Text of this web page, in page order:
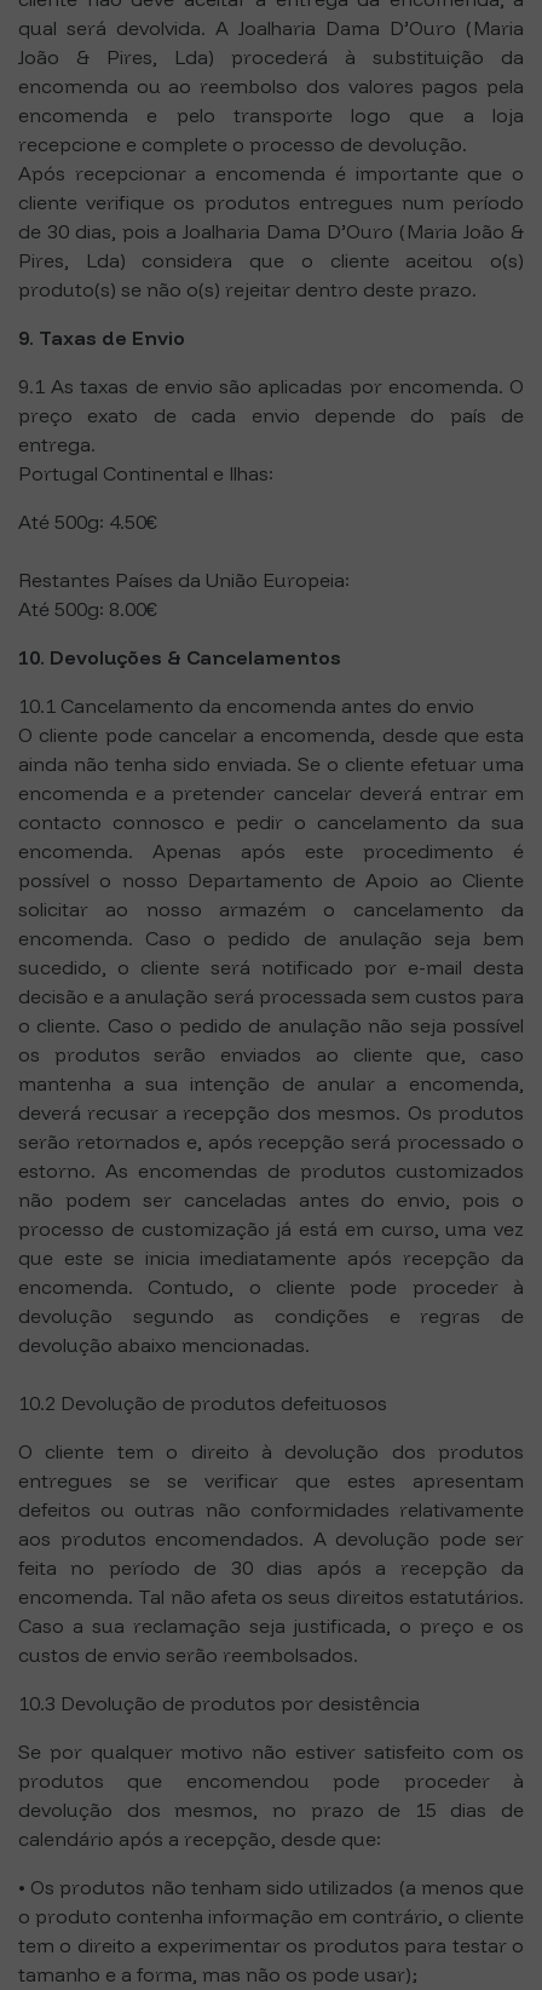
qual será devolvida. A Joalharia Dama D’Ouro (Maria
João & Pires, Lda) procederá à substituição da
encomenda ou ao reembolso dos valores pagos pela
encomenda e pelo transporte logo que a loja
recepcione e complete o processo de devolução.
Após recepcionar a encomenda é importante que o
cliente verifique os produtos entregues num período
de 30 dias, pois a Joalharia Dama D’Ouro (Maria João &
Pires, Lda) considera que o cliente aceitou o(s)
produto(s) se não o(s) rejeitar dentro deste prazo.
9. Taxas de Envio
9.1 As taxas de envio são aplicadas por encomenda. O
preço exato de cada envio depende do país de
entrega.
Portugal Continental e Ilhas:
Até 500g: 4.50€
Restantes Países da União Europeia:
Até 500g: 8.00€
10. Devoluções & Cancelamentos
10.1 Cancelamento da encomenda antes do envio
O cliente pode cancelar a encomenda, desde que esta
ainda não tenha sido enviada. Se o cliente efetuar uma
encomenda e a pretender cancelar deverá entrar em
contacto connosco e pedir o cancelamento da sua
encomenda. Apenas após este procedimento é
possível o nosso Departamento de Apoio ao Cliente
solicitar ao nosso armazém o cancelamento da
encomenda. Caso o pedido de anulação seja bem
sucedido, o cliente será notificado por e-mail desta
decisão e a anulação será processada sem custos para
o cliente. Caso o pedido de anulação não seja possível
os produtos serão enviados ao cliente que, caso
mantenha a sua intenção de anular a encomenda,
deverá recusar a recepção dos mesmos. Os produtos
serão retornados e, após recepção será processado o
estorno. As encomendas de produtos customizados
não podem ser canceladas antes do envio, pois o
processo de customização já está em curso, uma vez
que este se inicia imediatamente após recepção da
encomenda. Contudo, o cliente pode proceder à
devolução segundo as condições e regras de
devolução abaixo mencionadas.
10.2 Devolução de produtos defeituosos
O cliente tem o direito à devolução dos produtos
entregues se se verificar que estes apresentam
defeitos ou outras não conformidades relativamente
aos produtos encomendados. A devolução pode ser
feita no período de 30 dias após a recepção da
encomenda. Tal não afeta os seus direitos estatutários.
Caso a sua reclamação seja justificada, o preço e os
custos de envio serão reembolsados.
10.3 Devolução de produtos por desistência
Se por qualquer motivo não estiver satisfeito com os
produtos que encomendou pode proceder à
devolução dos mesmos, no prazo de 15 dias de
calendário após a recepção, desde que:
• Os produtos não tenham sido utilizados (a menos que
o produto contenha informação em contrário, o cliente
tem o direito a experimentar os produtos para testar o
tamanho e a forma, mas não os pode usar);